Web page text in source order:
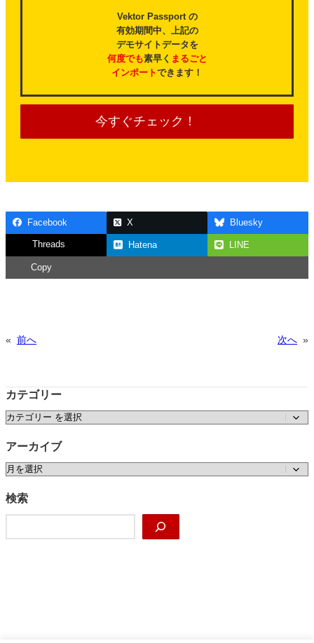
Vektor Passport の
有効期間中、上記の
デモサイトデータを
何度でも素早く まるごと
インポートできます！
今すぐチェック！
Facebook X Bluesky
Threads Hatena LINE
Copy
« 前へ 次へ »
カテゴリー
カテゴリー
アーカイブ
ア
カ
検索